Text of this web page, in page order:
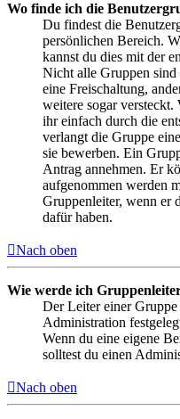
Wo finde ich die
Du findest die
persönlichen Bereich.
kannst du dies mit der
Nicht alle Gruppen
eine Freischaltung,
weitere sogar
ihr einfach durch die
verlangt die Gruppe
sie bewerben. Ein
Antrag annehmen. Er
aufgenommen werden
Gruppenleiter, wenn er
dafür haben.
Nach oben
Wie werde ich
Der Leiter einer
Administration
Wenn du eine eigene
solltest du einen
Nach oben